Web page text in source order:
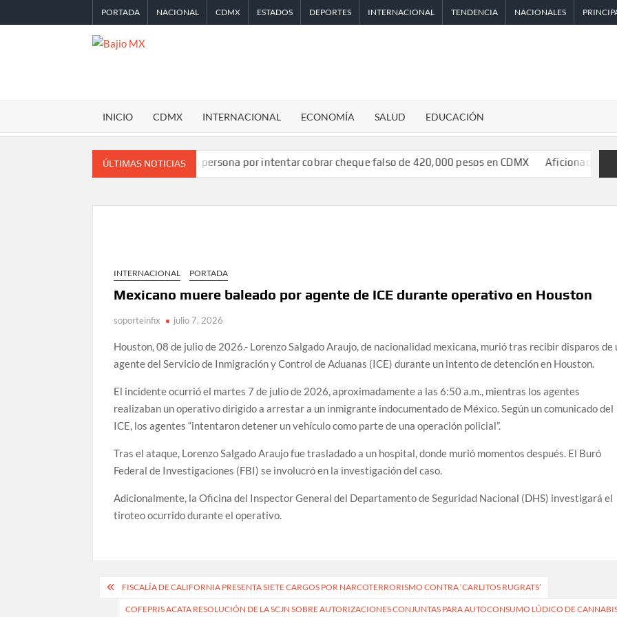
al
PORTADA NACIONAL CDMX ESTADOS DEPORTES INTERNACIONAL TENDENCIA NACIONALES
MX
INICIO CDMX INTERNACIONAL ECONOMÍA SALUD EDUCACIÓN
ÚLTIMAS NOTICIAS
Detienen a persona por intentar cobrar cheque falso de 420,000 pesos en CDMX Aficionado encara a Mikel
INTERNACIONAL PORTADA
Mexicano muere baleado por agente de ICE durante operativo en Houston
soporteinfix julio 7, 2026
Houston, 08 de julio de 2026.- Lorenzo Salgado Araujo, de nacionalidad mexicana, murió tras recibir disparos de
agente del Servicio de Inmigración y Control de Aduanas (ICE) durante un intento de detención en Houston.
El incidente ocurrió el martes 7 de julio de 2026, aproximadamente a las 6:50 a.m., mientras los agentes
realizaban un operativo dirigido a arrestar a un inmigrante indocumentado de México. Según un comunicado del
ICE, los agentes “intentaron detener un vehículo como parte de una operación policial”.
Tras el ataque, Lorenzo Salgado Araujo fue trasladado a un hospital, donde murió momentos después. El Buró
Federal de Investigaciones (FBI) se involucró en la investigación del caso.
Adicionalmente, la Oficina del Inspector General del Departamento de Seguridad Nacional (DHS) investigará el
tiroteo ocurrido durante el operativo.
Navegación
FISCALÍA DE CALIFORNIA PRESENTA SIETE CARGOS POR NARCOTERRORISMO CONTRA ‘CARLITOS RUGRATS’
COFEPRIS ACATA RESOLUCIÓN DE LA SCJN SOBRE AUTORIZACIONES CONJUNTAS PARA AUTOCONSUMO LÚDICO DE